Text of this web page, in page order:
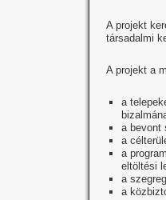
A projekt
társadalmi
A projekt a
a
a bevont
a
a
eltöltési
a
a